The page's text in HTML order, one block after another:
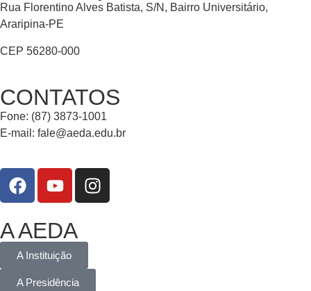
Rua Florentino Alves Batista, S/N, Bairro Universitário,
Araripina-PE
CEP 56280-000
CONTATOS
Fone: (87) 3873-1001
E-mail: fale@aeda.edu.br
A AEDA
A Instituição
A Presidência